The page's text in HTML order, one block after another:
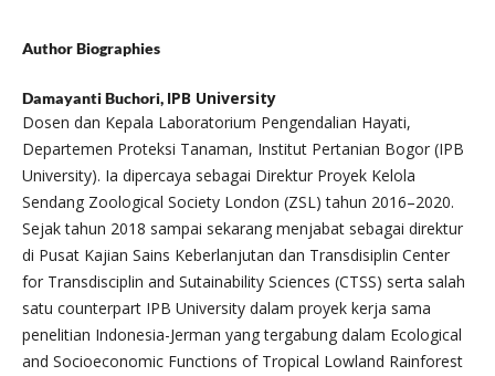
Author Biographies
Damayanti Buchori, IPB University
Dosen dan Kepala Laboratorium Pengendalian Hayati,
Departemen Proteksi Tanaman, Institut Pertanian Bogor (IPB
University). Ia dipercaya sebagai Direktur Proyek Kelola
Sendang Zoological Society London (ZSL) tahun 2016–2020.
Sejak tahun 2018 sampai sekarang menjabat sebagai direktur
di Pusat Kajian Sains Keberlanjutan dan Transdisiplin Center
for Transdisciplin and Sutainability Sciences (CTSS) serta salah
satu counterpart IPB University dalam proyek kerja sama
penelitian Indonesia-Jerman yang tergabung dalam Ecological
and Socioeconomic Functions of Tropical Lowland Rainforest